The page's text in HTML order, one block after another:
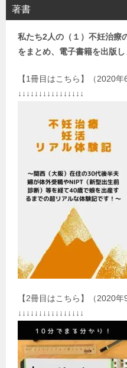
著書
私たち2人の（１）不妊治
をまとめ、電子書籍を出版し
【1冊目はこちら】（2020年
↓↓↓↓↓↓↓↓↓↓↓↓↓↓↓↓
【2冊目はこちら】（2020年
↓↓↓↓↓↓↓↓↓↓↓↓↓↓↓↓